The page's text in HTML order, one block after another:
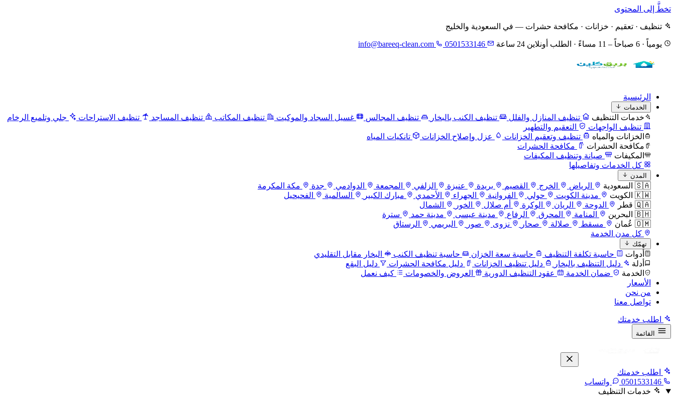
تخطَّ إلى المحتوى
تنظيف · تعقيم · خزانات · مكافحة حشرات — في السعودية والخليج
يومياً · 6 صباحاً – 11 مساءً · الطلب أونلاين 24 ساعة info@bareeq-clean.com 0501533146
الرئيسية
الخدمات
خدمات التنظيف تنظيف المنازل والفلل تنظيف الكنب بالبخار تنظيف المجالس غسيل السجاد والموكيت تنظيف المكاتب تنظيف المساجد تنظيف الاستراحات
جلي وتلميع الرخام
تنظيف الواجهات
التعقيم والتطهير
الخزانات والمياه
تنظيف وتعقيم الخزانات عزل وإصلاح الخزانات
تانكيات المياه
مكافحة الحشرات
مكافحة الحشرات
المكيفات
صيانة وتنظيف المكيفات
كل الخدمات وتفاصيلها
المدن
🇸🇦 السعودية الرياض الخرج القصيم بريدة عنيزة الزلفي المجمعة الدوادمي جدة
مكة المكرمة
🇰🇼 الكويت
مدينة الكويت حولي الفروانية الجهراء الأحمدي مبارك الكبير السالمية
الفحيحيل
🇶🇦 قطر
الدوحة الريان الوكرة أم صلال الخور
الشمال
🇧🇭 البحرين
المنامة المحرق الرفاع مدينة عيسى مدينة حمد
سترة
🇴🇲 عُمان
مسقط صلالة صحار نزوى صور البريمي
الرستاق
كل مدن الخدمة
تهمّك
أدوات حاسبة تكلفة التنظيف حاسبة سعة الخزان حاسبة تنظيف الكنب
البخار مقابل التقليدي
أدلة
دليل التنظيف بالبخار دليل تنظيف الخزانات دليل مكافحة الحشرات
دليل البقع
الخدمة
ضمان الخدمة عقود التنظيف الدورية العروض والخصومات
كيف نعمل
الأسعار
من نحن
تواصل معنا
اطلب خدمتك
القائمة
اطلب خدمتك
0501533146
واتساب
خدمات التنظيف